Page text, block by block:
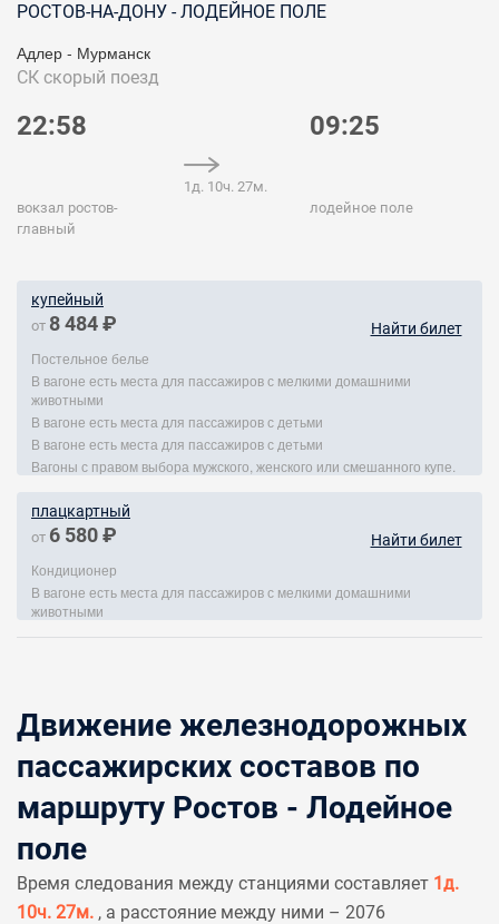
РОСТОВ-НА-ДОНУ - ЛОДЕЙНОЕ ПОЛЕ
Адлер - Мурманск
СК скорый поезд
22:58
вокзал ростов-
главный
1д. 10ч. 27м.
09:25
лодейное поле
купейный
от 8 484 ₽ Найти билет
Постельное белье
В вагоне есть места для пассажиров с мелкими домашними
животными
В вагоне есть места для пассажиров с детьми
В вагоне есть места для пассажиров с детьми
Вагоны с правом выбора мужского, женского или смешанного купе.
плацкартный
от 6 580 ₽ Найти билет
Кондиционер
В вагоне есть места для пассажиров с мелкими домашними
животными
Движение железнодорожных
пассажирских составов по
маршруту Ростов - Лодейное
поле
Время следования между станциями составляет 1д.
10ч. 27м. , а расстояние между ними – 2076